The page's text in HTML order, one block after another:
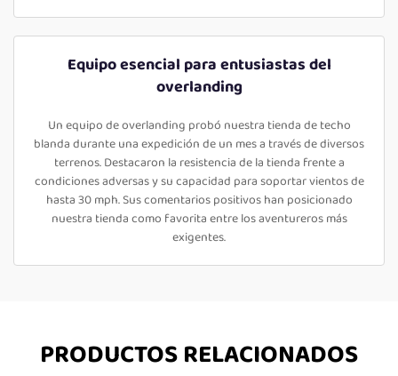
Equipo esencial para entusiastas del
overlanding
Un equipo de overlanding probó nuestra tienda de techo
blanda durante una expedición de un mes a través de diversos
terrenos. Destacaron la resistencia de la tienda frente a
condiciones adversas y su capacidad para soportar vientos de
hasta 30 mph. Sus comentarios positivos han posicionado
nuestra tienda como favorita entre los aventureros más
exigentes.
PRODUCTOS RELACIONADOS